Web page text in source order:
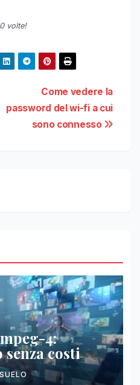
volte!
Come vedere la
password del wi-fi a cui
sono connesso
4:
costi